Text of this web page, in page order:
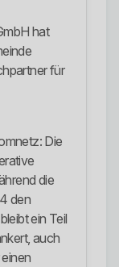
hat
für
Die
die
den
ein Teil
auch